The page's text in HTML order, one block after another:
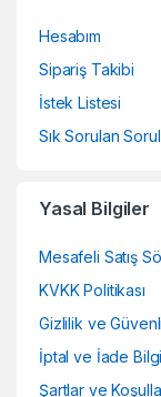
Hesabım
Sipariş Takibi
İstek Listesi
Sık Sorulan
Yasal Bilgiler
Mesafeli Satış
KVKK Politikası
Gizlilik ve
İptal ve İade
Şartlar ve